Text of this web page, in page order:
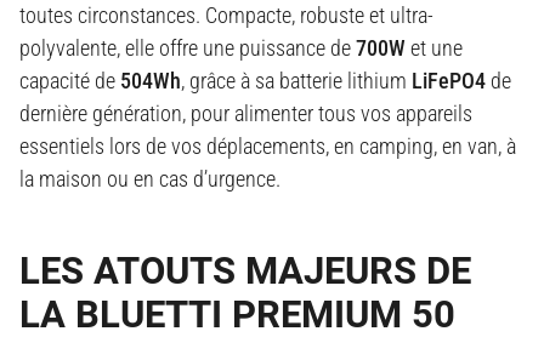
toutes circonstances. Compacte, robuste et ultra-
polyvalente, elle offre une puissance de700W et une
capacité de 504Wh, grâce à sa batterie lithium LiFePO4 de
dernière génération, pour alimenter tous vos appareils
essentiels lors de vos déplacements, en camping, en van, à
la maison ou en cas d’urgence.
LES ATOUTS MAJEURS DE
LA BLUETTI PREMIUM 50